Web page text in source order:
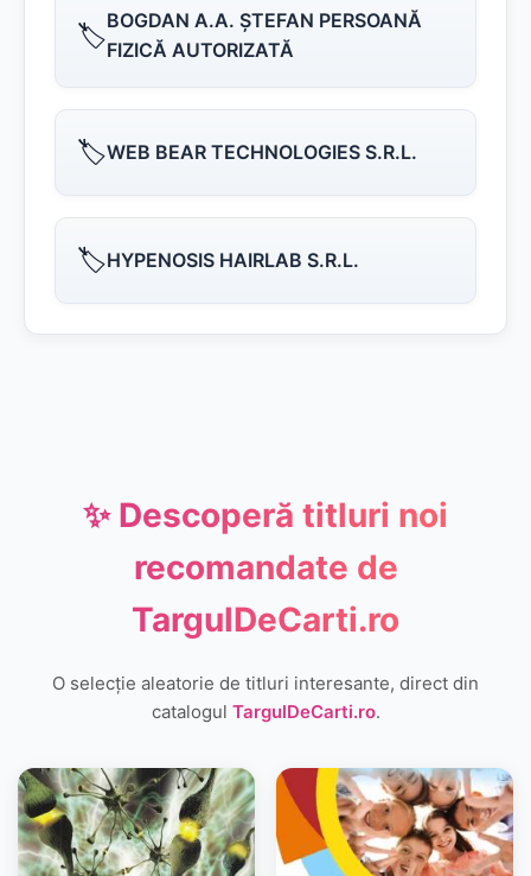
🏷️BOGDAN A.A. ŞTEFAN PERSOANĂ
FIZICĂ AUTORIZATĂ
🏷️WEB BEAR TECHNOLOGIES S.R.L.
🏷️HYPENOSIS HAIRLAB S.R.L.
✨ Descoperă titluri noi
recomandate de
TargulDeCarti.ro
O selecție aleatorie de titluri interesante, direct din
catalogul TargulDeCarti.ro.